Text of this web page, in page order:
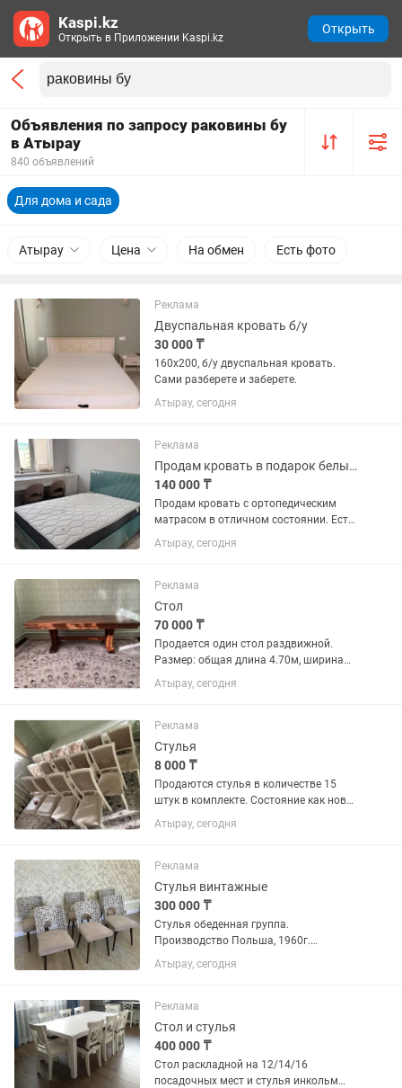
Объявления по запросу раковины бу
в Атырау
840 объявлений
Для дома и сада
Атырау Цена На обмен Есть фото
Реклама
Двуспальная кровать б/у
30 000 ₸
160х200, б/у двуспальная кровать.
Сами разберете и заберете.
Атырау, сегодня
Реклама
Продам кровать в подарок белый комод,выгодная покупка
140 000 ₸
Продам кровать с ортопедическим
матрасом в отличном состоянии. Есть
подъемный механизм — удобно
поднимать основание. Внизу
белья.В ширину-150,в длину-215
Атырау, сегодня
Реклама
Стол
70 000 ₸
Продается один стол раздвижной.
Размер: общая длина 4.70м, ширина
1.10м Длина в собранном виде 2.40м.
Торг есть.
Атырау, сегодня
Реклама
Стулья
8 000 ₸
Продаются стулья в количестве 15
штук в комплекте. Состояние как новое
Стоимость за каждый стул - 8000
Атырау, сегодня
Реклама
Стулья винтажные
300 000 ₸
Стулья обеденная группа.
Производство Польша, 1960г.
Состояние после реставрации.
Идеальная посадка , обтекаемая
Атырау, сегодня
Реклама
Стол и стулья
400 000 ₸
Стол раскладной на 12/14/16
посадочных мест и стулья инкольм
Kaspi.kz
Открыть в Приложении Kaspi.kz
Открыть